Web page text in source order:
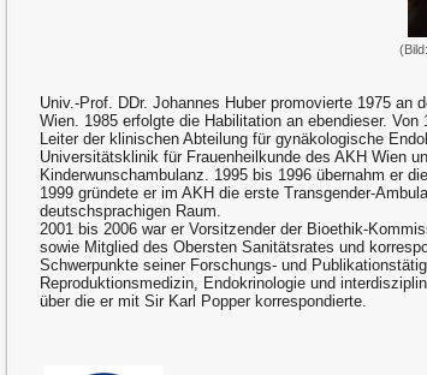
Univ.-Prof. DDr. Johannes Huber promovierte 1975 an
Wien. 1985 erfolgte die Habilitation an ebendieser.
Leiter der klinischen Abteilung für gynäkologische
Universitätsklinik für Frauenheilkunde des AKH Wien
Kinderwunschambulanz. 1995 bis 1996 übernahm er
1999 gründete er im AKH die erste Transgender-
deutschsprachigen Raum.
2001 bis 2006 war er Vorsitzender der Bioethik-
sowie Mitglied des Obersten Sanitätsrates und
Schwerpunkte seiner Forschungs- und
Reproduktionsmedizin, Endokrinologie und
über die er mit Sir Karl Popper korrespondierte.